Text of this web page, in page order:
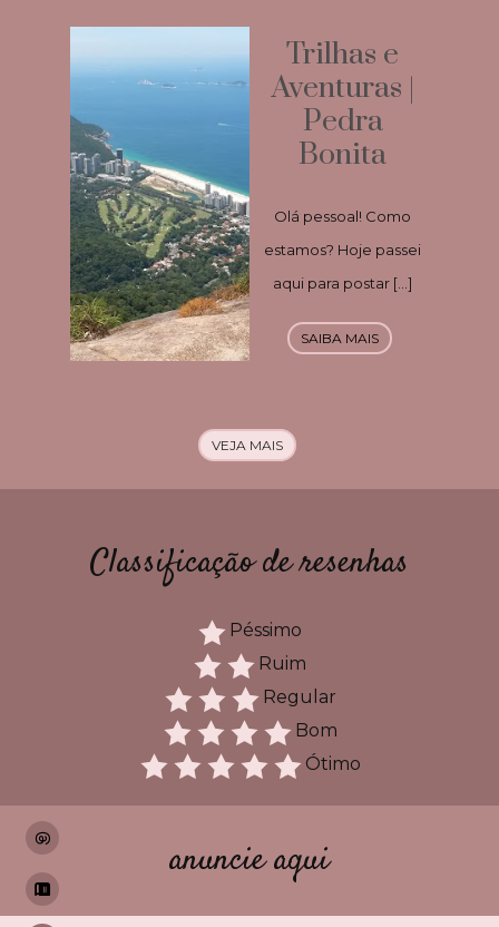
Trilhas e
Aventuras |
Pedra
Bonita
Olá pessoal! Como
estamos? Hoje passei
aqui para postar […]
SAIBA MAIS
VEJA MAIS
Classificação de resenhas
Péssimo
Ruim
Regular
Bom
Ótimo
anuncie aqui